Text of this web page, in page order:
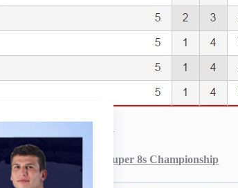
—
Programme round 6 – Super 8s Championship